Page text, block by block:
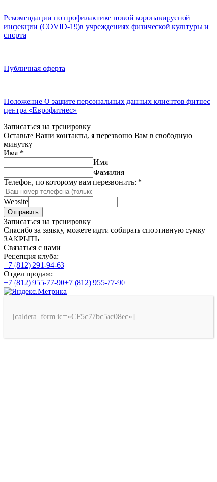
Рекомендации по профилактике новой коронавирусной
инфекции (COVID-19)в учреждениях физической культуры и
спорта
Публичная оферта
Положение О защите персональных данных клиентов фитнес
центра «Еврофитнес»
Записаться на тренировку
Оставьте Ваши контакты, я перезвоню Вам в свободную
минутку
Имя *
Имя
Фамилия
Телефон, по которому вам перезвонить: *
Website
Отправить
Записаться на тренировку
Спасибо за заявку, можете идти собирать спортивную сумку
ЗАКРЫТЬ
Связаться с нами
Рецепция клуба:
+7 (812) 291-94-63
Отдел продаж:
+7 (812) 955-77-90+7 (812) 955-77-90
[caldera_form id=»CF5c77bc5ac08ec»]